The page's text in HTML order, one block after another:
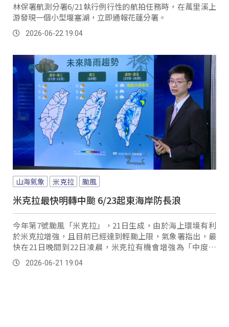
林保署航測分署6/21執行例行性的航拍任務時，在萬里溪上
游發現一個小型堰塞湖，立即通報花蓮分署。
2026-06-22 19:04
山海氣象 米克拉 颱風
米克拉最快明轉中颱 6/23起東海岸防長浪
今年第7號颱風「米克拉」，21日生成，由於海上環境有利
於米克拉增強，且目前已經達到輕颱上限，氣象署指出，最
快在21日晚間到22日凌晨，米克拉有機會增強為「中度颱
風」。2026-06-21 19:04